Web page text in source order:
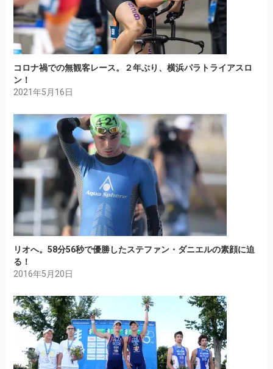
コロナ禍での無観客レース。２年ぶり、横浜パラトライアスロ
ン！
2021年5月16日
リオへ。58分56秒で優勝したステファン・ダニエルの素顔に迫
る！
2016年5月20日